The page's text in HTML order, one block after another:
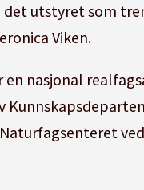
det utstyret som
Viken.
en nasjonal